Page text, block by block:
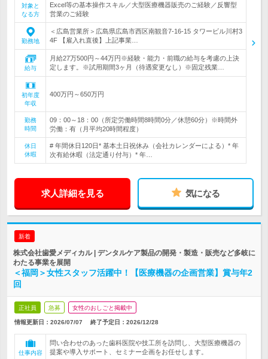
対象と
なる方
Excel等の基本操作スキル／大型医療機器販売のご経験／反響型
営業のご経験
勤務地
＜広島営業所＞広島県広島市西区南観音7-16-15 タワービル川村3
4F 【雇入れ直後】上記事業…
給与
月給27万500円～44万円※経験・能力・前職の給与を考慮の上決
定します。※試用期間3ヶ月（待遇変更なし）※固定残業…
初年度
年収
400万円～650万円
勤務
時間
09：00～18：00（所定労働時間8時間0分／休憩60分）※時間外
労働：有（月平均20時間程度）
休日
休暇
# 年間休日120日* 基本土日祝休み（会社カレンダーによる）* 年
次有給休暇（法定通り付与）* 年…
求人詳細を見る 気になる
新着
株式会社歯愛メディカル | デンタルケア製品の開発・製造・販売など多岐に
わたる事業を展開
＜福岡＞女性スタッフ活躍中！【医療機器の企画営業】賞与年2
回
正社員 急募 女性のおしごと掲載中
情報更新日：2026/07/07 終了予定日： 2026/12/28
仕事内容
問い合わせのあった歯科医院や技工所を訪問し、大型医療機器の
提案や導入サポート、セミナー企画をお任せします。